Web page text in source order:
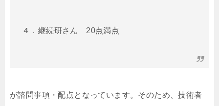
４．継続研さん 20点満点
が諮問事項・配点となっています。そのため、技術者